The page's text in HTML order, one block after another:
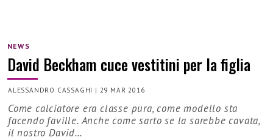
NEWS
David Beckham cuce vestitini per la figlia
ALESSANDRO CASSAGHI | 29 MAR 2016
Come calciatore era classe pura, come modello sta
facendo faville. Anche come sarto se la sarebbe cavata,
il nostro David…